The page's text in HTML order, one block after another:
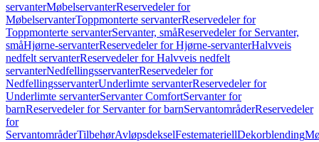
servanterMøbelservanterReservedeler for
MøbelservanterToppmonterte servanterReservedeler for
Toppmonterte servanterServanter, småReservedeler for Servanter,
småHjørne-servanterReservedeler for Hjørne-servanterHalvveis
nedfelt servanterReservedeler for Halvveis nedfelt
servanterNedfellingsservanterReservedeler for
NedfellingsservanterUnderlimte servanterReservedeler for
Underlimte servanterServanter ComfortServanter for
barnReservedeler for Servanter for barnServantområderReservedeler
for
ServantområderTilbehørAvløpsdekselFestemateriellDekorblending